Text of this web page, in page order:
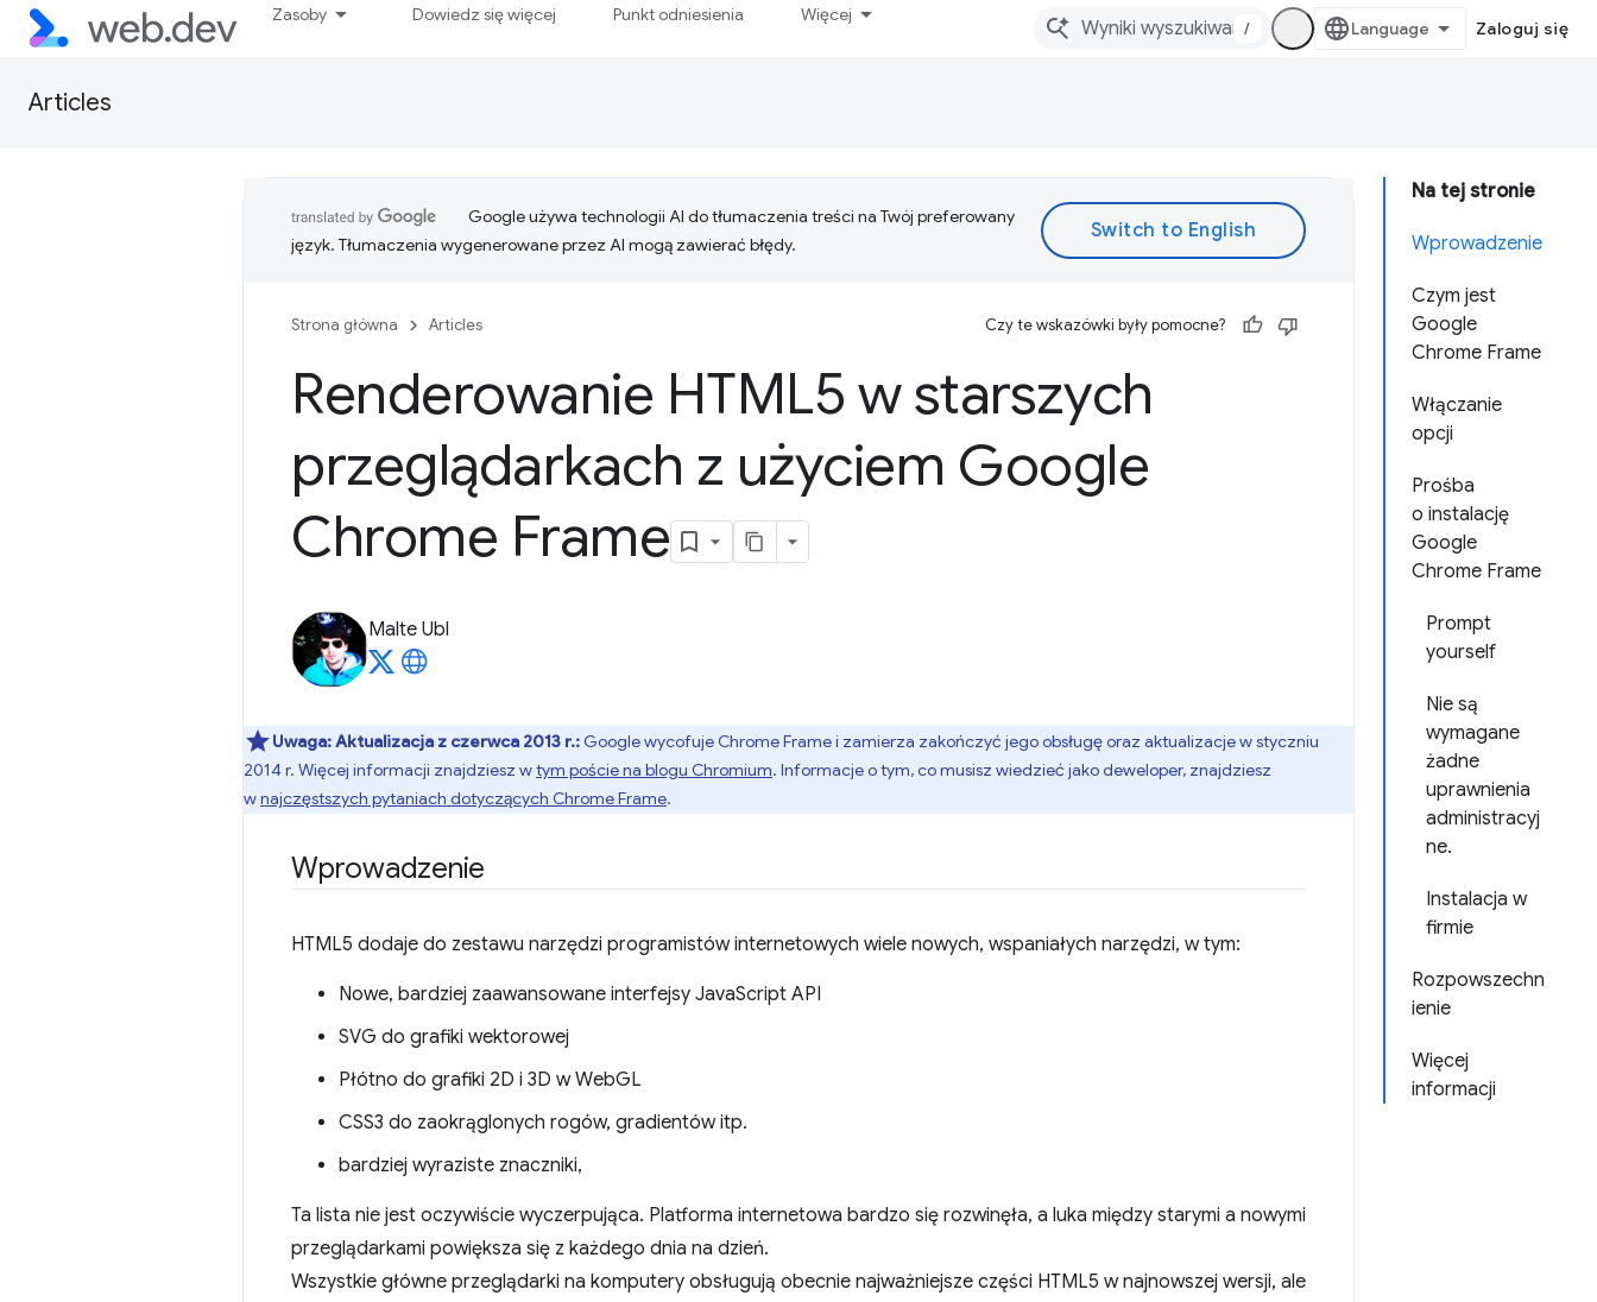
Zasoby Dowiedz się więcej Punkt odniesienia Więcej
/ Zaloguj się
Articles
Na tej stronie
Wprowadzenie
Czym jest
Google
Chrome Frame
Włączanie
opcji
Prośba
o instalację
Google
Chrome Frame
Prompt
yourself
Nie są
wymagane
żadne
uprawnienia
administracyj
ne.
Instalacja w
firmie
Rozpowszechn
ienie
Więcej
informacji
Google używa technologii AI do tłumaczenia treści na Twój preferowany
język. Tłumaczenia wygenerowane przez AI mogą zawierać błędy.
Strona główna Articles Czy te wskazówki były pomocne?
Renderowanie HTML5 w starszych
przeglądarkach z użyciem Google
Chrome Frame
Malte Ubl
Uwaga:Aktualizacja z czerwca 2013 r.: Google wycofuje Chrome Frame i zamierza zakończyć jego obsługę oraz aktualizacje w styczniu
2014 r. Więcej informacji znajdziesz wtym poście na blogu Chromium. Informacje o tym, co musisz wiedzieć jako deweloper, znajdziesz
wnajczęstszych pytaniach dotyczących Chrome Frame.
Wprowadzenie
HTML5 dodaje do zestawu narzędzi programistów internetowych wiele nowych, wspaniałych narzędzi, w tym:
Nowe, bardziej zaawansowane interfejsy JavaScript API
SVG do grafiki wektorowej
Płótno do grafiki 2D i 3D w WebGL
CSS3 do zaokrąglonych rogów, gradientów itp.
bardziej wyraziste znaczniki,
Ta lista nie jest oczywiście wyczerpująca. Platforma internetowa bardzo się rozwinęła, a luka między starymi a nowymi
przeglądarkami powiększa się z każdego dnia na dzień.
Wszystkie główne przeglądarki na komputery obsługują obecnie najważniejsze części HTML5 w najnowszej wersji, ale